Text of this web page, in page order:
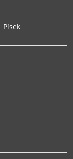
Písek